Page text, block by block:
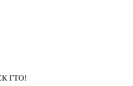
ГТО!